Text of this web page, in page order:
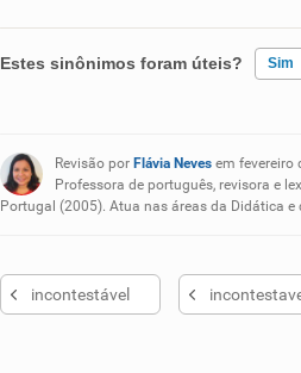
Estes sinônimos foram úteis? Sim
Nenhum dos sinônimos
Revisão por Flávia Nevesem fevereiro
Professora de português, revisora e
Portugal (2005). Atua nas áreas da Didática e
incontestável